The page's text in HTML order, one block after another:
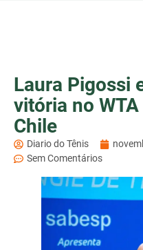
Laura Pigossi
vitória no
Chile
Diario do Tênis
Sem Comentários